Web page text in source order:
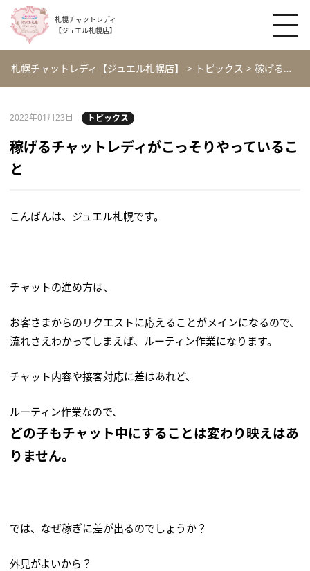
札幌チャットレディ
【ジュエル札幌店】
札幌チャットレディ【ジュエル札幌店】 > トピックス > 稼げるチャットレディがこっそりやっていること
2022年01月23日 トピックス
稼げるチャットレディがこっそりやっているこ
と
こんばんは、ジュエル札幌です。
チャットの進め方は、
お客さまからのリクエストに応えることがメインになるので、
流れさえわかってしまえば、ルーティン作業になります。
チャット内容や接客対応に差はあれど、
ルーティン作業なので、
どの子もチャット中にすることは変わり映えはあ
りません。
では、なぜ稼ぎに差が出るのでしょうか？
外見がよいから？